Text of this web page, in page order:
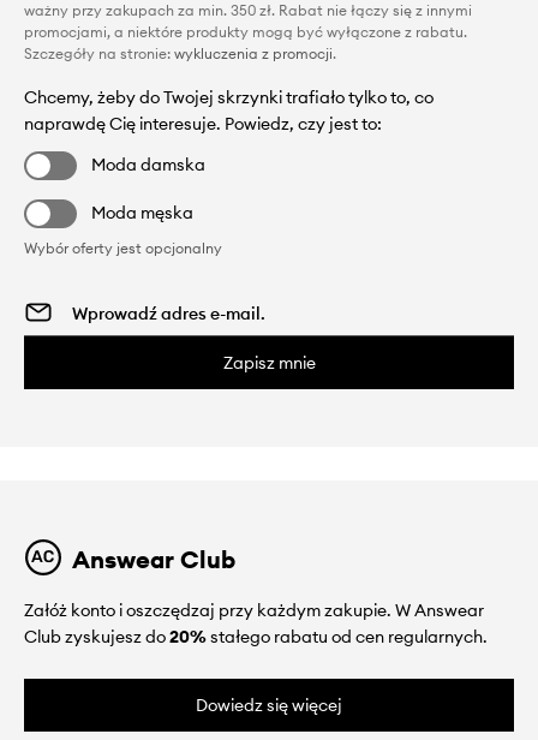
ważny przy zakupach za min. 350 zł. Rabat nie łączy się z innymi
promocjami, a niektóre produkty mogą być wyłączone z rabatu.
Szczegóły na stronie: wykluczenia z promocji.
Chcemy, żeby do Twojej skrzynki trafiało tylko to, co
naprawdę Cię interesuje. Powiedz, czy jest to:
Moda damska
Moda męska
Wybór oferty jest opcjonalny
Zapisz mnie
Answear Club
Załóż konto i oszczędzaj przy każdym zakupie. W Answear
Club zyskujesz do20%stałego rabatu od cen regularnych.
Dowiedz się więcej